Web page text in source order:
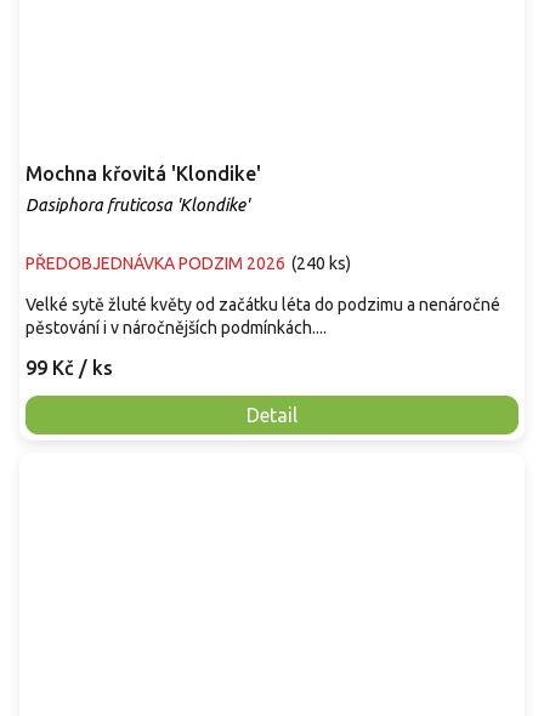
Mochna křovitá 'Klondike'
Dasiphora fruticosa 'Klondike'
PŘEDOBJEDNÁVKA PODZIM 2026 (240 ks)
99 Kč / ks
Detail
Velké sytě žluté květy od začátku léta do podzimu a nenáročné
pěstování i v náročnějších podmínkách....